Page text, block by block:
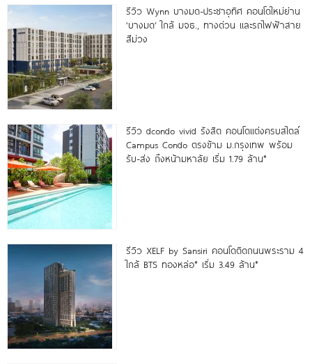
รีวิว Wynn บางมด-ประชาอุทิศ คอนโดใหม่ย่าน
‘บางมด’ ใกล้ มจธ., ทางด่วน และรถไฟฟ้าสาย
สีม่วง
รีวิว dcondo vivid รังสิต คอนโดแต่งครบสไตล์
Campus Condo ตรงข้าม ม.กรุงเทพ พร้อม
รับ-ส่ง ถึงหน้ามหาลัย เริ่ม 1.79 ล้าน*
รีวิว XELF by Sansiri คอนโดติดถนนพระราม 4
ใกล้ BTS ทองหล่อ* เริ่ม 3.49 ล้าน*